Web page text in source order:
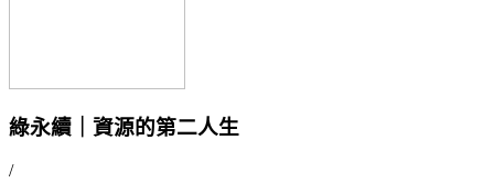
綠永續｜資源的第二人生
/